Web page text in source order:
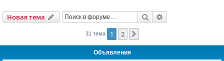
Новая тема Поиск
31 тема 1 2
Объявления